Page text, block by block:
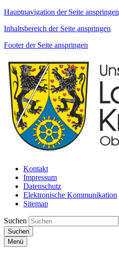
Hauptnavigation der Seite anspringen
Inhaltsbereich der Seite anspringen
Footer der Seite anspringen
Kontakt
Impressum
Datenschutz
Elektronische Kommunikation
Sitemap
Suchen
Suchen
Menü